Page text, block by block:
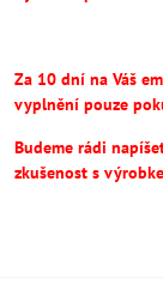
Za 10 dní na Váš
vyplnění pouze
Budeme rádi
zkušenost s